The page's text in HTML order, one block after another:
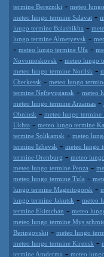
termine Berezniki - meteo
meteo lungo termine Salavat -
lungo termine Balashikha -
lungo termine Almetyevsk -
- meteo lungo termine Ufa -
Novomoskovsk - meteo lungo
meteo lungo termine Norilsk -
Cherkessk - meteo lungo
termine Nefteyugansk - meteo
meteo lungo termine Arzamas -
Obninsk - meteo lungo termine
Ukhta - meteo lungo termine
termine Solikamsk - meteo
termine Izhevsk - meteo lungo
termine Orenburg - meteo
meteo lungo termine Penza -
meteo lungo termine Tula -
lungo termine Magnitogorsk -
lungo termine Jakutsk - meteo
termine Ekimchan - meteo
meteo lungo termine Mys
Beringovskij - meteo lungo
meteo lungo termine Kirensk -
termine Amderma - meteo